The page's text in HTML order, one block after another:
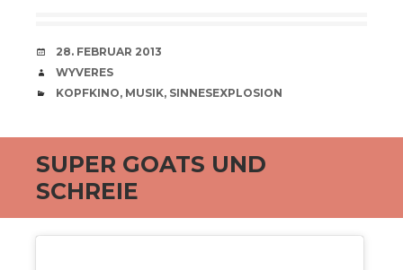
VERABREDUNG
28. FEBRUAR 2013
VERFASSER
WYVERES
CATEGORIES
KOPFKINO, MUSIK, SINNESEXPLOSION
SUPER GOATS UND
SCHREIE